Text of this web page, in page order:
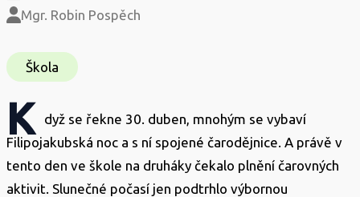
Mgr. Robin Pospěch
Škola
K
dyž se řekne 30. duben, mnohým se vybaví
Filipojakubská noc a s ní spojené čarodějnice. A právě v
tento den ve škole na druháky čekalo plnění čarovných
aktivit. Slunečné počasí jen podtrhlo výbornou